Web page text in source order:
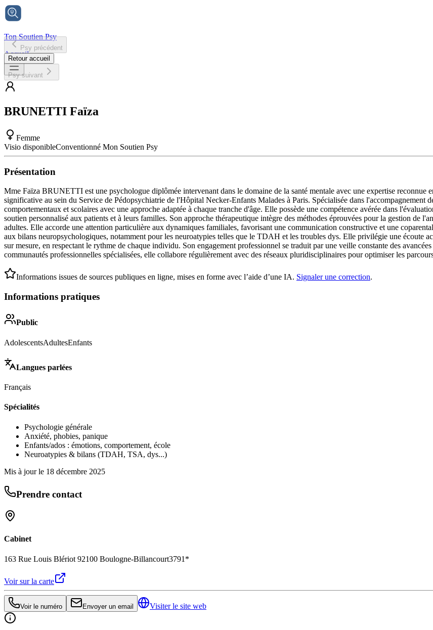
Ton Soutien Psy
Accueil
Psy précédent
Retour accueil
Psy suivant
BRUNETTI Faïza
Femme
Visio disponibleConventionné Mon Soutien Psy
Présentation
Mme Faïza BRUNETTI est une psychologue diplômée intervenant dans le domaine de la santé mentale avec une expertise
significative au sein du Service de Pédopsychiatrie de l'Hôpital Necker-Enfants Malades à Paris. Spécialisée dans l'accompagnement
comportementaux et scolaires avec une approche adaptée à chaque tranche d'âge. Elle possède une compétence avérée dans
soutien personnalisé aux patients et à leurs familles. Son approche thérapeutique intègre des méthodes éprouvées pour la gestion de
adultes. Elle accorde une attention particulière aux dynamiques familiales, favorisant une communication constructive et une
aux bilans neuropsychologiques, notamment pour les neuroatypies telles que le TDAH et les troubles dys. Elle privilégie une écoute
sur mesure, en respectant le rythme de chaque individu. Son engagement professionnel se traduit par une veille constante des
communautés professionnelles spécialisées, elle collabore régulièrement avec des réseaux pluridisciplinaires pour optimiser les
Informations issues de sources publiques en ligne, mises en forme avec l’aide d’une IA. Signaler une correction.
Informations pratiques
Public
AdolescentsAdultesEnfants
Langues parlées
Français
Spécialités
Psychologie générale
Anxiété, phobies, panique
Enfants/ados : émotions, comportement, école
Neuroatypies & bilans (TDAH, TSA, dys...)
Mis à jour le 18 décembre 2025
Prendre contact
Cabinet
163 Rue Louis Blériot 92100 Boulogne-Billancourt3791*
Voir sur la carte
Voir le numéro Envoyer un email Visiter le site web